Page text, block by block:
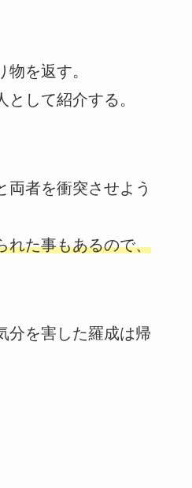
を返す。
して紹介する。
両者を衝突させよう
れた事もあるので、
分を害した羅成は帰